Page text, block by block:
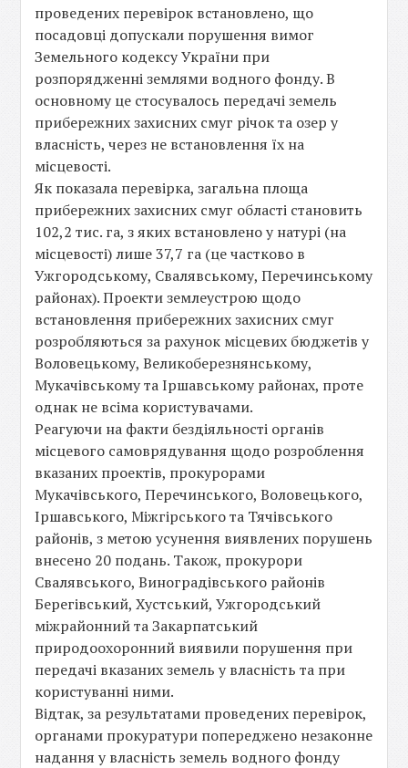
проведених перевірок встановлено, що
посадовці допускали порушення вимог
Земельного кодексу України при
розпорядженні землями водного фонду. В
основному це стосувалось передачі земель
прибережних захисних смуг річок та озер у
власність, через не встановлення їх на
місцевості.
Як показала перевірка, загальна площа
прибережних захисних смуг області становить
102,2 тис. га, з яких встановлено у натурі (на
місцевості) лише 37,7 га (це частково в
Ужгородському, Свалявському, Перечинському
районах). Проекти землеустрою щодо
встановлення прибережних захисних смуг
розробляються за рахунок місцевих бюджетів у
Воловецькому, Великоберезнянському,
Мукачівському та Іршавському районах, проте
однак не всіма користувачами.
Реагуючи на факти бездіяльності органів
місцевого самоврядування щодо розроблення
вказаних проектів, прокурорами
Мукачівського, Перечинського, Воловецького,
Іршавського, Міжгірського та Тячівського
районів, з метою усунення виявлених порушень
внесено 20 подань. Також, прокурори
Свалявського, Виноградівського районів
Берегівський, Хустський, Ужгородський
міжрайонний та Закарпатський
природоохоронний виявили порушення при
передачі вказаних земель у власність та при
користуванні ними.
Відтак, за результатами проведених перевірок,
органами прокуратури попереджено незаконне
надання у власність земель водного фонду